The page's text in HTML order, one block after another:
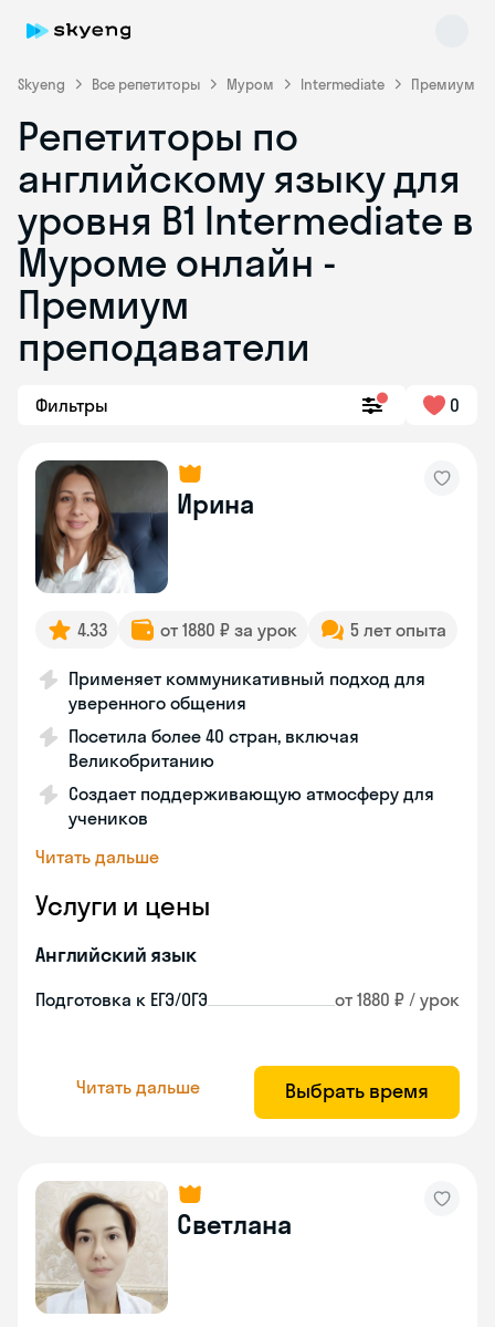
Skyeng Все репетиторы Муром Intermediate Премиум
Репетиторы по
английскому языку для
уровня B1 Intermediate в
Муроме онлайн -
Премиум
преподаватели
Фильтры 0
Ирина
4.33 от 1880 ₽ за урок 5 лет опыта
Применяет коммуникативный подход для
уверенного общения
Посетила более 40 стран, включая
Великобританию
Создает поддерживающую атмосферу для
учеников
Читать дальше
Услуги и цены
Английский язык
Подготовка к ЕГЭ/ОГЭ от 1880 ₽ / урок
Читать дальше Выбрать время
Светлана
Skyeng Chat
online